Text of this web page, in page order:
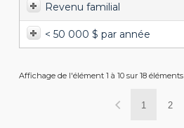
Revenu familial
< 50 000 $ par année
Affichage de l'élément 1 à 10 sur 18 éléments
1 2